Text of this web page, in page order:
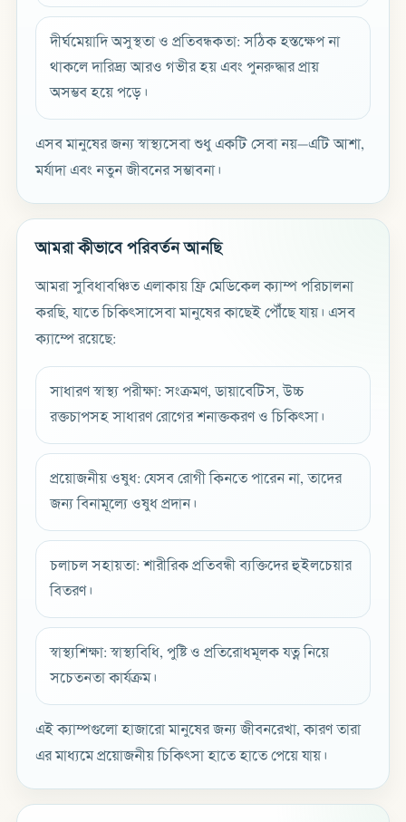
দীর্ঘমেয়াদি অসুস্থতা ও প্রতিবন্ধকতা: সঠিক হস্তক্ষেপ না
থাকলে দারিদ্র্য আরও গভীর হয় এবং পুনরুদ্ধার প্রায়
অসম্ভব হয়ে পড়ে।
এসব মানুষের জন্য স্বাস্থ্যসেবা শুধু একটি সেবা নয়—এটি আশা,
মর্যাদা এবং নতুন জীবনের সম্ভাবনা।
আমরা কীভাবে পরিবর্তন আনছি
আমরা সুবিধাবঞ্চিত এলাকায় ফ্রি মেডিকেল ক্যাম্প পরিচালনা
করছি, যাতে চিকিৎসাসেবা মানুষের কাছেই পৌঁছে যায়। এসব
ক্যাম্পে রয়েছে:
সাধারণ স্বাস্থ্য পরীক্ষা: সংক্রমণ, ডায়াবেটিস, উচ্চ
রক্তচাপসহ সাধারণ রোগের শনাক্তকরণ ও চিকিৎসা।
প্রয়োজনীয় ওষুধ: যেসব রোগী কিনতে পারেন না, তাদের
জন্য বিনামূল্যে ওষুধ প্রদান।
চলাচল সহায়তা: শারীরিক প্রতিবন্ধী ব্যক্তিদের হুইলচেয়ার
বিতরণ।
স্বাস্থ্যশিক্ষা: স্বাস্থ্যবিধি, পুষ্টি ও প্রতিরোধমূলক যত্ন নিয়ে
সচেতনতা কার্যক্রম।
এই ক্যাম্পগুলো হাজারো মানুষের জন্য জীবনরেখা, কারণ তারা
এর মাধ্যমে প্রয়োজনীয় চিকিৎসা হাতে হাতে পেয়ে যায়।